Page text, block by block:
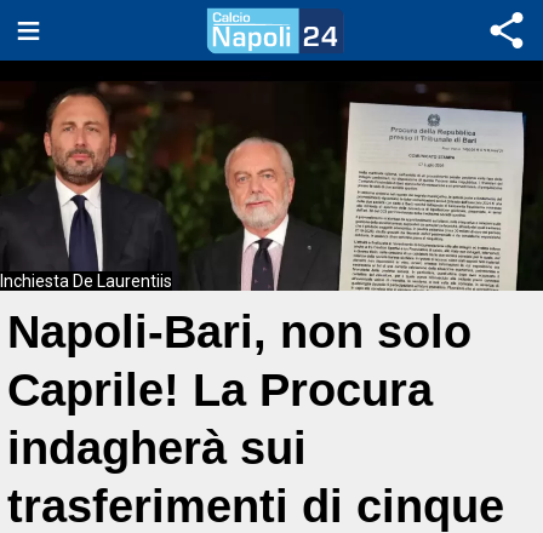
Inchiesta De Laurentiis
Napoli-Bari, non solo
Caprile! La Procura
indagherà sui
trasferimenti di cinque